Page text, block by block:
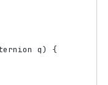
q)
{